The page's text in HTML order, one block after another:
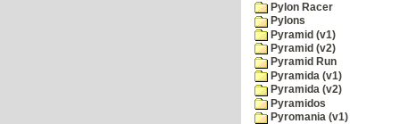
Pylon Racer
Pylons
Pyramid (v1)
Pyramid (v2)
Pyramid Run
Pyramida (v1)
Pyramida (v2)
Pyramidos
Pyromania (v1)